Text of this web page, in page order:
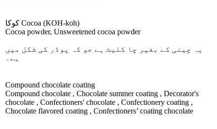
کوکا Cocoa (KOH-koh)
Cocoa powder, Unsweetened cocoa powder
یہ چینی کے بغیر چا کلیٹ ہے جو کہ پوڈر کی شکل میں
ہے۔
Compound chocolate coating
Compound chocolate , Chocolate summer coating , Decorator's
chocolate , Confectioners' chocolate , Confectionery coating ,
Chocolate flavored coating , Confectioners’ coating chocolate